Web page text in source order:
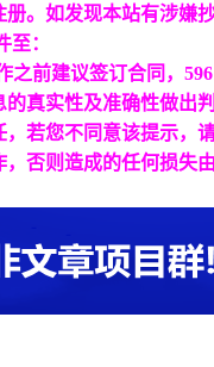
。如发现本站有涉嫌
：
之前建议签订合同，596
真实性及准确性做出
，若您不同意该提示，
否则造成的任何损失